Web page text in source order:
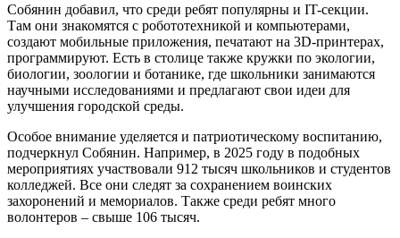
Собянин добавил, что среди ребят популярны и IT-секции.
Там они знакомятся с робототехникой и компьютерами,
создают мобильные приложения, печатают на 3D-принтерах,
программируют. Есть в столице также кружки по экологии,
биологии, зоологии и ботанике, где школьники занимаются
научными исследованиями и предлагают свои идеи для
улучшения городской среды.
Особое внимание уделяется и патриотическому воспитанию,
подчеркнул Собянин. Например, в 2025 году в подобных
мероприятиях участвовали 912 тысяч школьников и студентов
колледжей. Все они следят за сохранением воинских
захоронений и мемориалов. Также среди ребят много
волонтеров – свыше 106 тысяч.